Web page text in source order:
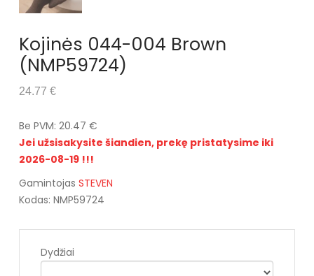
Kojinės 044-004 Brown
(NMP59724)
24.77 €
Be PVM: 20.47 €
Jei užsisakysite šiandien, prekę pristatysime iki
2026-08-19 !!!
Gamintojas STEVEN
Kodas: NMP59724
Dydžiai